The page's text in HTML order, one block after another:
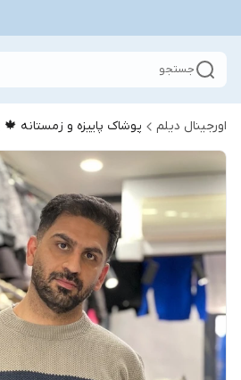
جستجو
اورجینال دیلم پوشاک پاییزه و زمستانه 🍁